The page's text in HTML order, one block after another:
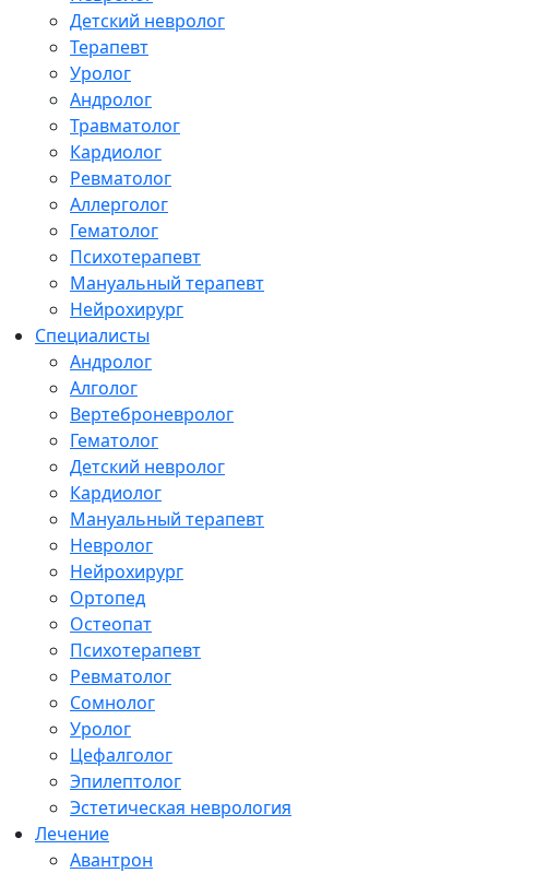
Детский невролог
Терапевт
Уролог
Андролог
Травматолог
Кардиолог
Ревматолог
Аллерголог
Гематолог
Психотерапевт
Мануальный терапевт
Нейрохирург
Специалисты
Андролог
Алголог
Вертеброневролог
Гематолог
Детский невролог
Кардиолог
Мануальный терапевт
Невролог
Нейрохирург
Ортопед
Остеопат
Психотерапевт
Ревматолог
Сомнолог
Уролог
Цефалголог
Эпилептолог
Эстетическая неврология
Лечение
Авантрон